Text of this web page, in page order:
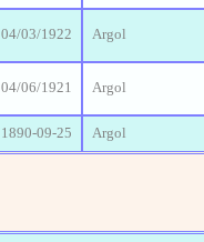
04/03/1922 Argol
04/06/1921 Argol
1890-09-25 Argol